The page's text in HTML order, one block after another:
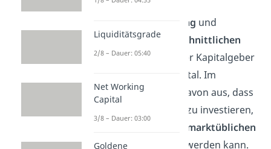
Verfahren zur
Unternehmensbewertung und
verdeutlicht dendurchschnittlichen
Verzinsungsanspruch
der Kapitalgeber
auf ihr eingesetztes Kapital. Im
Allgemeinen geht man davon aus, dass
in ein Projekt zu investieren,
marktüblichen
Zinssätzenabgeschätzt werden kann.
Liquiditätsgrade
2/8 – Dauer: 05:40
Net Working
Capital
3/8 – Dauer: 03:00
Goldene